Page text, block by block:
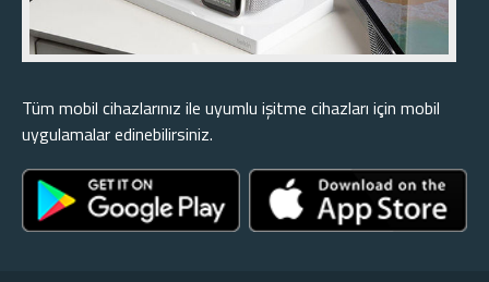
Tüm mobil cihazlarınız ile uyumlu işitme cihazları için mobil
uygulamalar edinebilirsiniz.